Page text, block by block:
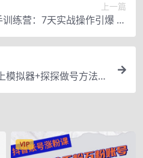
上一篇
练营：7天实战操作引爆 母
婴、都市、购物宝妈流量
模拟器+探探做号方法
VIP